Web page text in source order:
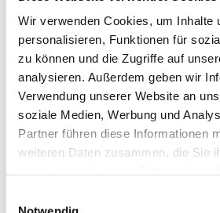
Wir verwenden Cookies, um Inhalte
personalisieren, Funktionen für
zu können und die Zugriffe auf
analysieren. Außerdem geben wir
Verwendung unserer Website an
soziale Medien, Werbung und
Partner führen diese Informationen
weiteren Daten zusammen, die Sie
Cookies, wenn Sie unsere
steigende Nachfrage in
Prognose:
Experten erwarten weiterhin
von 3-5 % jährlich.
Immobilienverkauf
Wiesbaden mit